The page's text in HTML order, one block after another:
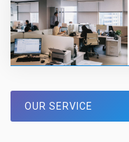
事務所を移転しました。
OUR SERVICE